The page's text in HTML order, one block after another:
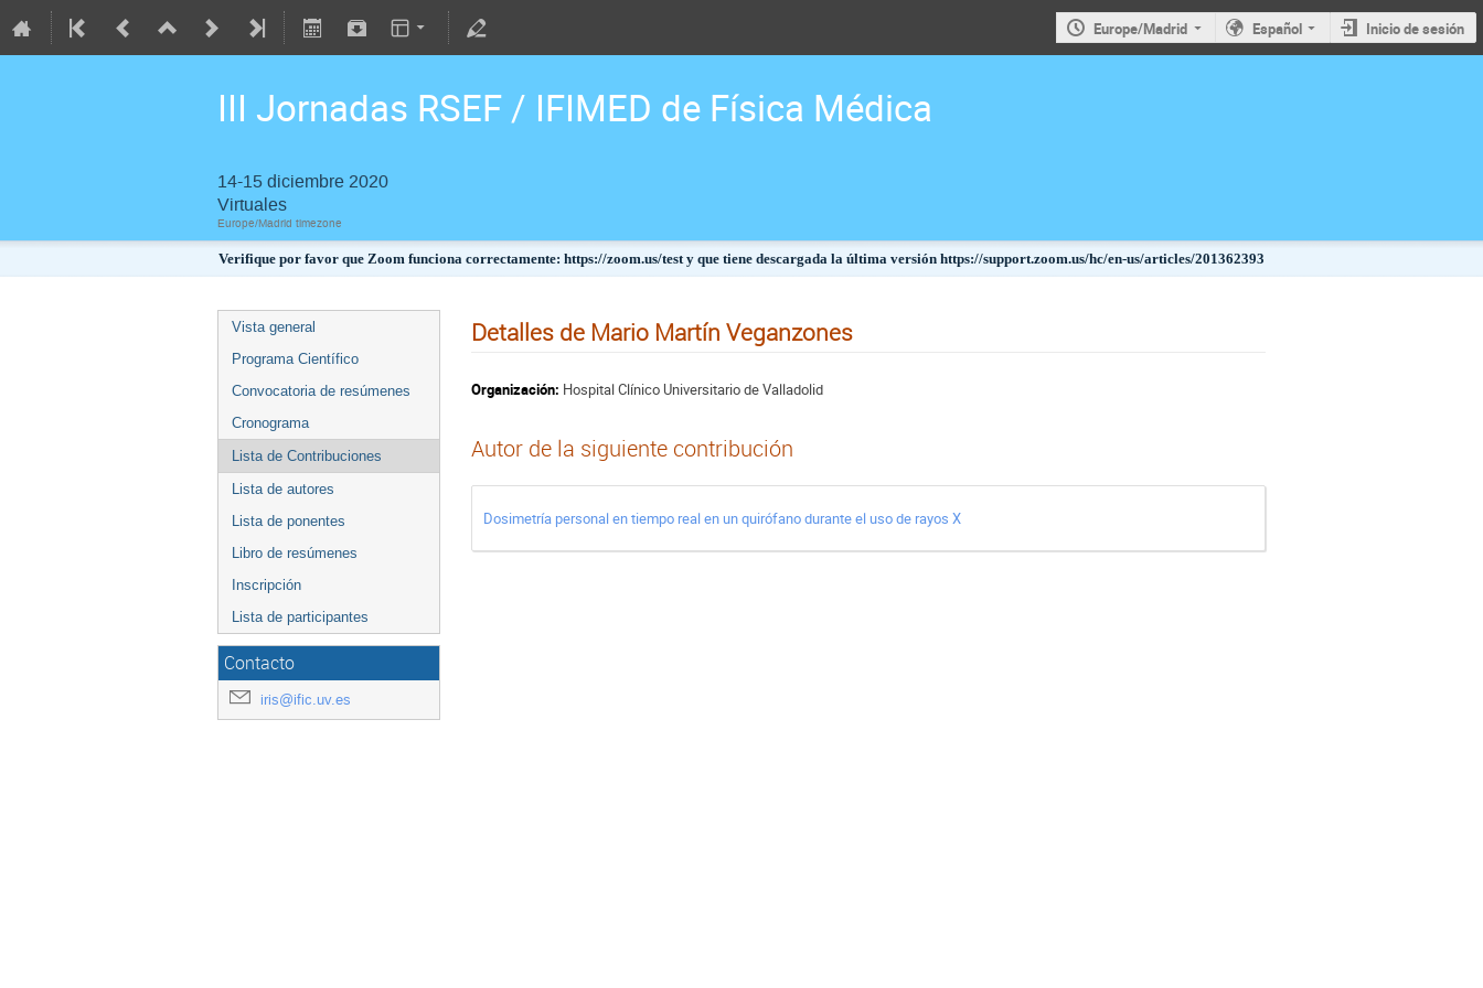
Europe/Madrid Español Inicio de sesión
III Jornadas RSEF / IFIMED de Física Médica
14-15 diciembre 2020
Virtuales
Europe/Madrid timezone
Verifique por favor que Zoom funciona correctamente: https://zoom.us/test y que tiene descargada la última versión https://support.zoom.us/hc/en-us/articles/201362393
Vista general
Programa Científico
Convocatoria de resúmenes
Cronograma
Lista de Contribuciones
Lista de autores
Lista de ponentes
Libro de resúmenes
Inscripción
Lista de participantes
Contacto
iris@ific.uv.es
Detalles de Mario Martín Veganzones
Organización: Hospital Clínico Universitario de Valladolid
Autor de la siguiente contribución
Dosimetría personal en tiempo real en un quirófano durante el uso de rayos X